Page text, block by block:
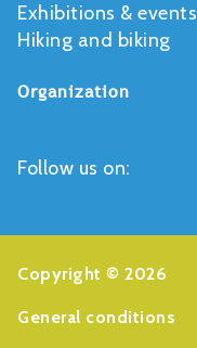
Exhibitions & events
Hiking and biking
Organization
Follow us on:
Copyright © 2026
General conditions